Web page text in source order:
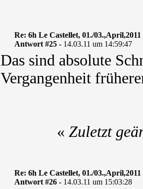
Re: 6h Le Castellet, 01./03.,April,2011
Antwort #25 - 14.03.11 um 14:59:47
Das sind absolute
Vergangenheit
« Zuletzt
Re: 6h Le Castellet, 01./03.,April,2011
Antwort #26 - 14.03.11 um 15:03:28